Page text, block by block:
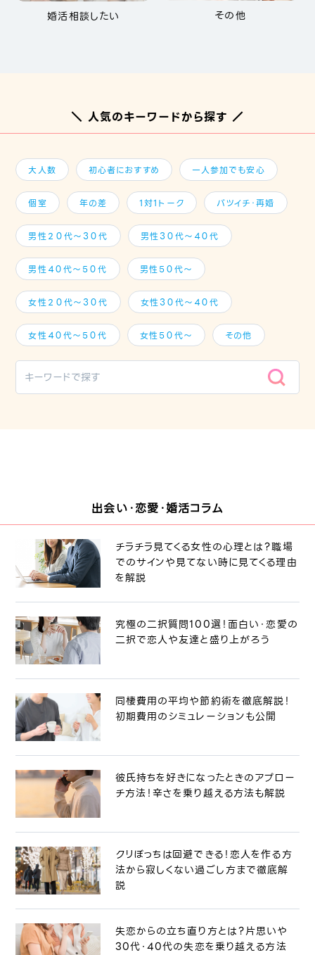
婚活相談したい その他
＼ 人気のキーワードから探す ／
大人数 初心者におすすめ 一人参加でも安心
個室 年の差 1対1トーク バツイチ・再婚
男性２０代～３０代 男性３０代～４０代
男性４０代～５０代 男性５０代～
女性２０代～３０代 女性３０代～４０代
女性４０代～５０代 女性５０代～ その他
出会い・恋愛・婚活コラム
チラチラ見てくる女性の心理とは？職場
でのサインや見てない時に見てくる理由
を解説
究極の二択質問100選！面白い・恋愛の
二択で恋人や友達と盛り上がろう
同棲費用の平均や節約術を徹底解説！
初期費用のシミュレーションも公開
彼氏持ちを好きになったときのアプロー
チ方法！辛さを乗り越える方法も解説
クリぼっちは回避できる！恋人を作る方
法から寂しくない過ごし方まで徹底解
説
失恋からの立ち直り方とは？片思いや
30代・40代の失恋を乗り越える方法